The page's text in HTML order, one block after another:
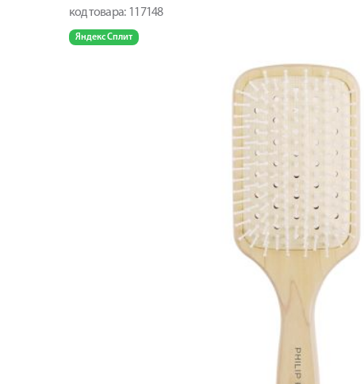
код товара: 117148
Яндекс Сплит